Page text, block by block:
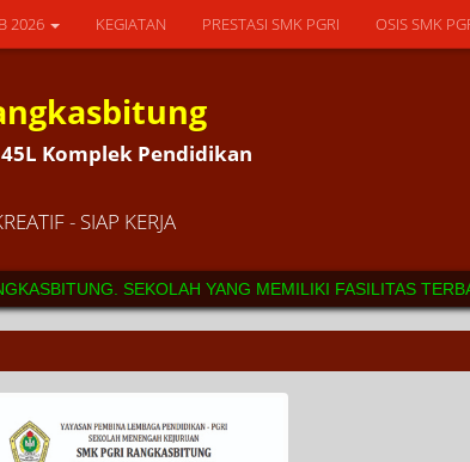
2026 KEGIATAN PRESTASI SMK PGRI OSIS SMK
Komplek Pendidikan
- SIAP KERJA
SEKOLAH YANG MEMILIKI FASILITAS